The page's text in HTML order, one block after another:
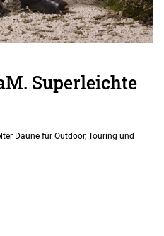
Superleichte
Daune für Outdoor, Touring und